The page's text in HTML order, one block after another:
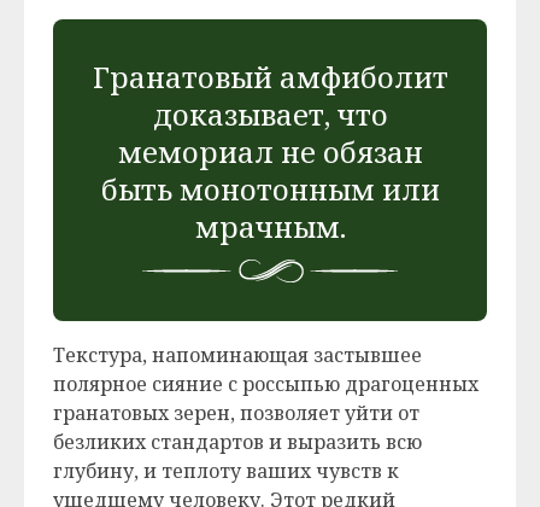
Гранатовый амфиболит
доказывает, что
мемориал не обязан
быть монотонным или
мрачным.
Текстура, напоминающая застывшее
полярное сияние с россыпью драгоценных
гранатовых зерен, позволяет уйти от
безликих стандартов и выразить всю
глубину, и теплоту ваших чувств к
ушедшему человеку. Этот редкий